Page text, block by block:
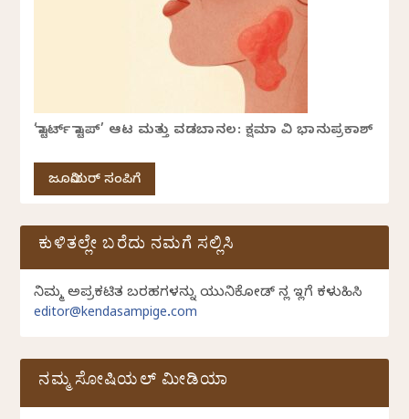
‘ಸ್ಟಾರ್ಟ್ ಸ್ಟಾಪ್’ ಆಟ ಮತ್ತು ವಡಬಾನಲ: ಕ್ಷಮಾ ವಿ ಭಾನುಪ್ರಕಾಶ್
ಜೂನಿಯರ್ ಸಂಪಿಗೆ
ಕುಳಿತಲ್ಲೇ ಬರೆದು ನಮಗೆ ಸಲ್ಲಿಸಿ
ನಿಮ್ಮ ಅಪ್ರಕಟಿತ ಬರಹಗಳನ್ನು ಯುನಿಕೋಡ್ ನಲ್ಲಿ ಇಲ್ಲಿಗೆ ಕಳುಹಿಸಿ
editor@kendasampige.com
ನಮ್ಮ ಸೋಷಿಯಲ್‌ ಮೀಡಿಯಾ